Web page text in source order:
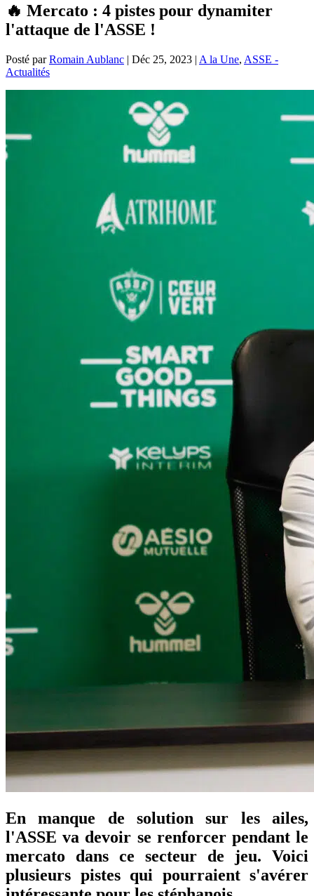
🔥 Mercato : 4 pistes pour dynamiter
l'attaque de l'ASSE !
Posté parRomain Aublanc | Déc 25, 2023 | A la Une, ASSE -
Actualités
En manque de solution sur les ailes,
l'ASSE va devoir se renforcer pendant le
mercato dans ce secteur de jeu. Voici
plusieurs pistes qui pourraient s'avérer